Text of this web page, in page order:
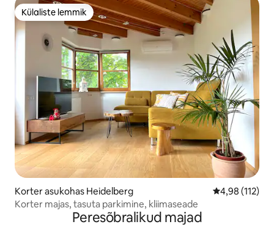
Külaliste lemmik
Külaliste lemmik
Korter asukohas Heidelberg Keskmine
4,98 (112)
Korter majas, tasuta parkimine, kliimaseade
Peresõbralikud majad